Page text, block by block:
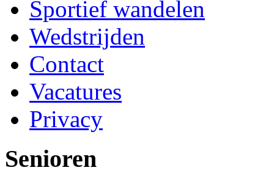
Sportief wandelen
Wedstrijden
Contact
Vacatures
Privacy
Senioren